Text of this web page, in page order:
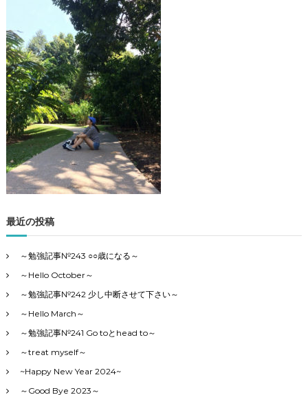
光
・
勉
強
記
事
の
4
カ
テ
ゴ
リ
で
す
最近の投稿
～勉強記事№243 ○○歳になる～
～Hello October～
～勉強記事№242 少し中断させて下さい～
～Hello March～
～勉強記事№241 Go toとhead to～
～treat myself～
~Happy New Year 2024~
～Good Bye 2023～